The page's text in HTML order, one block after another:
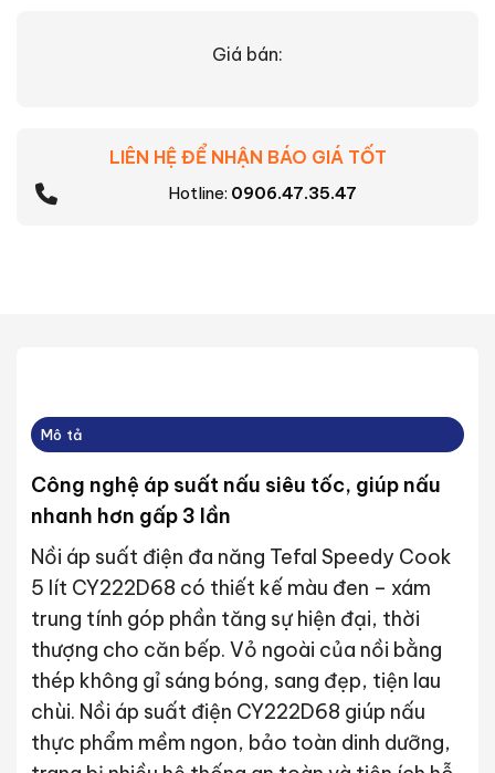
Giá bán:
LIÊN HỆ ĐỂ NHẬN BÁO GIÁ TỐT
Hotline: 0906.47.35.47
Mô tả
Công nghệ áp suất nấu siêu tốc, giúp nấu
nhanh hơn gấp 3 lần
Nồi áp suất điện đa năng Tefal Speedy Cook
5 lít CY222D68 có thiết kế màu đen – xám
trung tính góp phần tăng sự hiện đại, thời
thượng cho căn bếp. Vỏ ngoài của nồi bằng
thép không gỉ sáng bóng, sang đẹp, tiện lau
chùi. Nồi áp suất điện CY222D68 giúp nấu
thực phẩm mềm ngon, bảo toàn dinh dưỡng,